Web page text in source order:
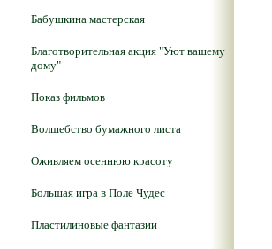
Бабушкина мастерская
Благотворительная акция "Уют вашему
дому"
Показ фильмов
Волшебство бумажного листа
Оживляем осеннюю красоту
Большая игра в Поле Чудес
Пластилиновые фантазии